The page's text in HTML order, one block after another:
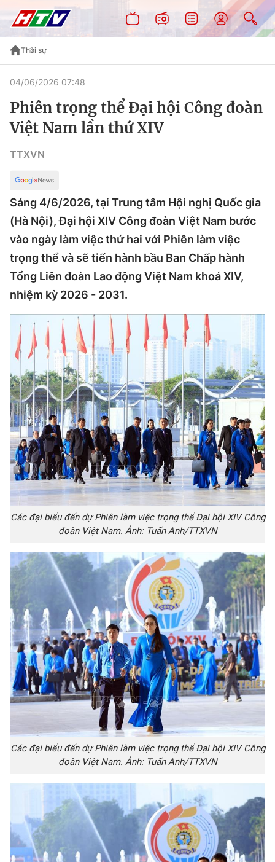
Thời sự
04/06/2026 07:48
Phiên trọng thể Đại hội Công đoàn
Việt Nam lần thứ XIV
TTXVN
Sáng 4/6/2026, tại Trung tâm Hội nghị Quốc gia
(Hà Nội), Đại hội XIV Công đoàn Việt Nam bước
vào ngày làm việc thứ hai với Phiên làm việc
trọng thể và sẽ tiến hành bầu Ban Chấp hành
Tổng Liên đoàn Lao động Việt Nam khoá XIV,
nhiệm kỳ 2026 - 2031.
Các đại biểu đến dự Phiên làm việc trọng thể Đại hội XIV Công
đoàn Việt Nam. Ảnh: Tuấn Anh/TTXVN
Các đại biểu đến dự Phiên làm việc trọng thể Đại hội XIV Công
đoàn Việt Nam. Ảnh: Tuấn Anh/TTXVN